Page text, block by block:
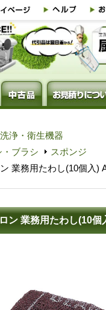
洗浄・衛生機器
・ブラシ
スポンジ
業務用たわし(10個入)
ン 業務用たわし(10個